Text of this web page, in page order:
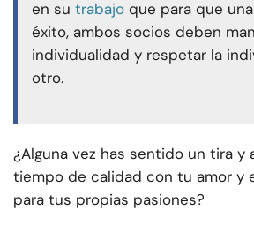
en su trabajo que para que
éxito, ambos socios deben
individualidad y respetar la
otro.
¿Alguna vez has sentido un tira y
tiempo de calidad con tu amor y
para tus propias pasiones?